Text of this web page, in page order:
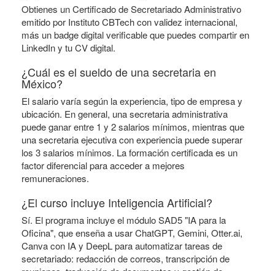
Obtienes un Certificado de Secretariado Administrativo
emitido por Instituto CBTech con validez internacional,
más un badge digital verificable que puedes compartir en
LinkedIn y tu CV digital.
¿Cuál es el sueldo de una secretaria en
México?
El salario varía según la experiencia, tipo de empresa y
ubicación. En general, una secretaria administrativa
puede ganar entre 1 y 2 salarios mínimos, mientras que
una secretaria ejecutiva con experiencia puede superar
los 3 salarios mínimos. La formación certificada es un
factor diferencial para acceder a mejores
remuneraciones.
¿El curso incluye Inteligencia Artificial?
Sí. El programa incluye el módulo SAD5 "IA para la
Oficina", que enseña a usar ChatGPT, Gemini, Otter.ai,
Canva con IA y DeepL para automatizar tareas de
secretariado: redacción de correos, transcripción de